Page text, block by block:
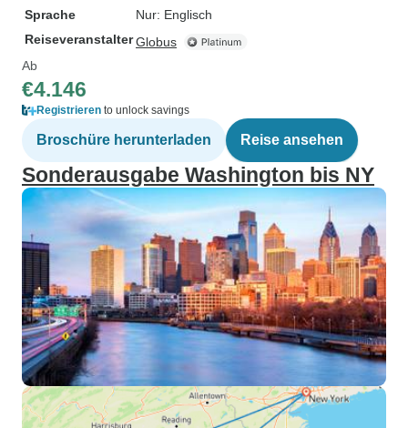
Sprache
Nur: Englisch
ReiseveranstalterGlobus
Ab
€4.146
Registrieren to unlock savings
Broschüre herunterladen Reise ansehen
Sonderausgabe Washington bis NY